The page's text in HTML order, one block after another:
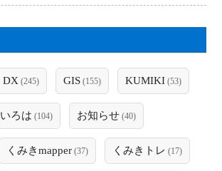
DX (245) GIS (155) KUMIKI (53)
いろは (104) お知らせ (40)
くみきmapper (37) くみきトレ (17)